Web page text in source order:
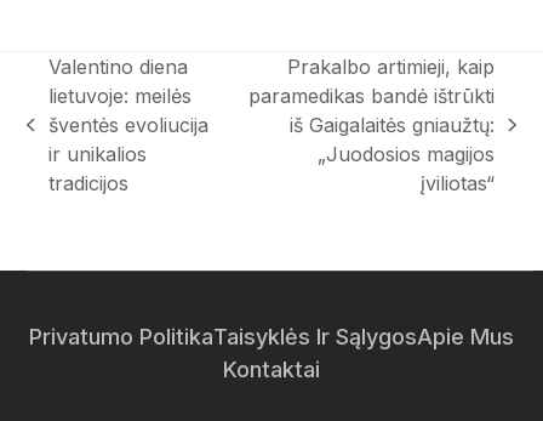
previous
post:
Valentino diena
lietuvoje: meilės
šventės evoliucija
ir unikalios
tradicijos
Prakalbo artimieji, kaip
paramedikas bandė ištrūkti
iš Gaigalaitės gniaužtų:
„Juodosios magijos
įviliotas“
Privatumo PolitikaTaisyklės Ir SąlygosApie Mus
Kontaktai